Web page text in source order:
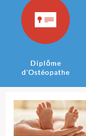
Diplôme
d'Ostéopathe